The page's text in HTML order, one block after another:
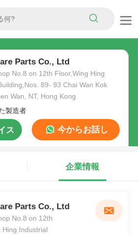
Parts Co., Ltd
No.8 on 12th Floor,Wing Hing
89- 93 Chai Wan Kok
Wan, NT, Hong Kong
製造者
ス 今からお話し
企業情報
Parts Co., Ltd
No.8 on 12th
Hing Industrial